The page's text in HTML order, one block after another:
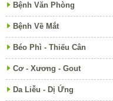
Bệnh Văn Phòng
Bệnh Về Mắt
Béo Phì - Thiếu Cân
Cơ - Xương - Gout
Da Liễu - Dị Ứng